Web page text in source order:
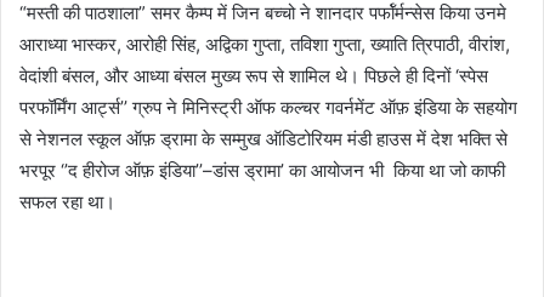
“मस्ती की पाठशाला” समर कैम्प में जिन बच्चो ने शानदार पर्फॉर्मन्सेस किया उनमे
आराध्या भास्कर, आरोही सिंह, अद्विका गुप्ता, तविशा गुप्ता, ख्याति त्रिपाठी, वीरांश,
वेदांशी बंसल, और आध्या बंसल मुख्य रूप से शामिल थे। पिछले ही दिनों ‘स्पेस
परफॉर्मिंग आर्ट्स’’ ग्रुप ने मिनिस्ट्री ऑफ कल्चर गवर्नमेंट ऑफ़ इंडिया के सहयोग
से नेशनल स्कूल ऑफ़ ड्रामा के सम्मुख ऑडिटोरियम मंडी हाउस में देश भक्ति से
भरपूर ‘’द हीरोज ऑफ़ इंडिया’’–डांस ड्रामा’ का आयोजन भी किया था जो काफी
सफल रहा था।